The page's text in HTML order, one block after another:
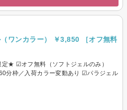
ワンカラー） ￥3,850 ［オフ無料
★ ☑オフ無料（ソフトジェルのみ）
分枠／入荷カラー変動あり ☑パラジェル